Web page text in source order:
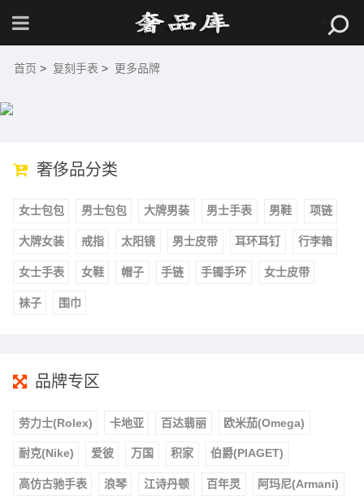
首页 > 复刻手表 > 更多品牌
奢侈品分类
女士包包 男士包包 大牌男装 男士手表 男鞋 项链
大牌女装 戒指 太阳镜 男士皮带 耳环耳钉 行李箱
女士手表 女鞋 帽子 手链 手镯手环 女士皮带
袜子 围巾
品牌专区
劳力士(Rolex) 卡地亚 百达翡丽 欧米茄(Omega)
耐克(Nike) 爱彼 万国 积家 伯爵(PIAGET)
高仿古驰手表 浪琴 江诗丹顿 百年灵 阿玛尼(Armani)